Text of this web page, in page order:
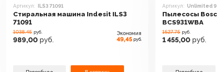
Артикул: ILS3 71091
Стиральная машина Indesit ILS3
71091
1038.45 руб.
989,00руб.
Экономия
49,45 руб.
Артикул: Unlimited 9
Пылесосы
BCS931WBA
1527.75 руб.
1 455,00 руб.